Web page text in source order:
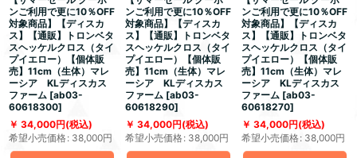
ンご利用で更に10％OFF
対象商品】【ディスカ
ス】【通販】トロンベタ
スヘッケルクロス（タイ
プイエロー）【個体販
売】11cm（生体）マレ
ーシア KLディスカス
ファーム [ab03-
60618300]
34,000円(税込)
希望小売価格: 38,000円
ンご利用で更に10％OFF
対象商品】【ディスカ
ス】【通販】トロンベタ
スヘッケルクロス（タイ
プイエロー）【個体販
売】11cm（生体）マレ
ーシア KLディスカス
ファーム [ab03-
60618290]
34,000円(税込)
希望小売価格: 38,000円
ンご利用で更に10％OFF
対象商品】【ディスカ
ス】【通販】トロンベタ
スヘッケルクロス（タイ
プイエロー）【個体販
売】11cm（生体）マレ
ーシア KLディスカス
ファーム [ab03-
60618270]
34,000円(税込)
希望小売価格: 38,000円